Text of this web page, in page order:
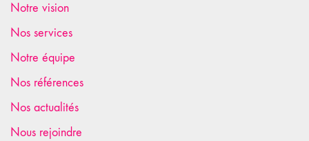
Notre vision
Nos services
Notre équipe
Nos références
Nos actualités
Nous rejoindre